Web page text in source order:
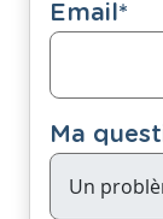
Email*
Ma